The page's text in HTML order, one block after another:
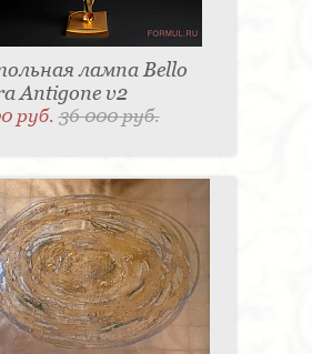
лампа Bello
Antigone v2
руб.36 000 руб.